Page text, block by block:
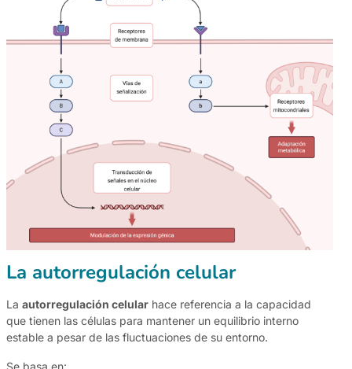
La autorregulación celular
La autorregulación celular hace referencia a la capacidad
que tienen las células para mantener un equilibrio interno
estable a pesar de las fluctuaciones de su entorno.
Se basa en: